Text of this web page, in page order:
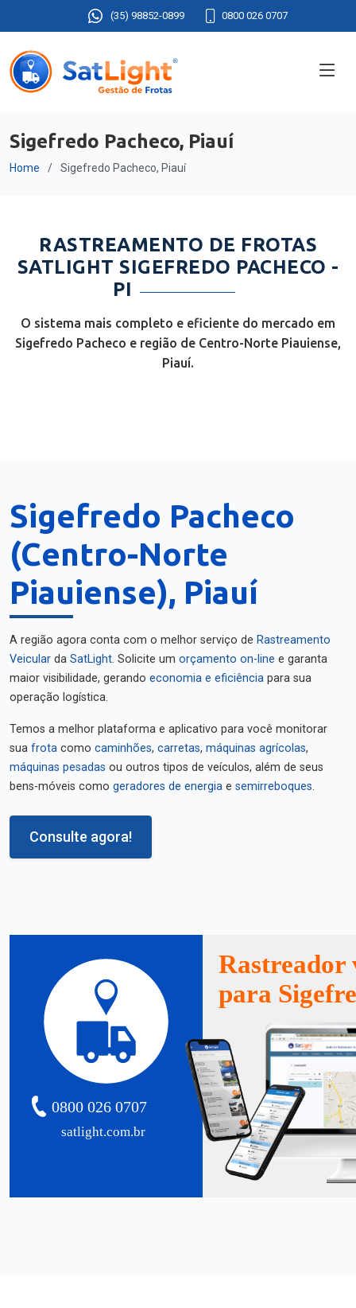
(35) 98852-0899 0800 026 0707
Sigefredo Pacheco, Piauí
Home Sigefredo Pacheco, Piauí
RASTREAMENTO DE FROTAS
SATLIGHT SIGEFREDO PACHECO -
PI
O sistema mais completo e eficiente do mercado em
Sigefredo Pacheco e região de Centro-Norte Piauiense,
Piauí.
Sigefredo Pacheco
(Centro-Norte
Piauiense), Piauí
A região agora conta com o melhor serviço de Rastreamento
Veicular da SatLight. Solicite um orçamento on-line e garanta
maior visibilidade, gerando economia e eficiência para sua
operação logística.
Temos a melhor plataforma e aplicativo para você monitorar
sua frota como caminhões, carretas, máquinas agrícolas,
máquinas pesadas ou outros tipos de veículos, além de seus
bens-móveis como geradores de energia e semirreboques.
Consulte agora!
satlight.com.br
0800 026 0707
Rastreador
para